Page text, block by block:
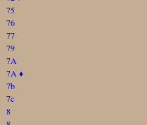
75
76
77
79
7A
7A ♦
7b
7c
8